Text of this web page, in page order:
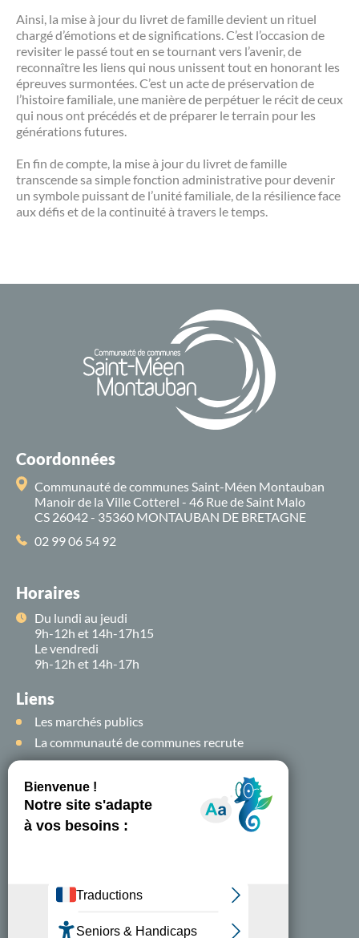
Ainsi, la mise à jour du livret de famille devient un rituel
chargé d’émotions et de significations. C’est l’occasion de
revisiter le passé tout en se tournant vers l’avenir, de
reconnaître les liens qui nous unissent tout en honorant les
épreuves surmontées. C’est un acte de préservation de
l’histoire familiale, une manière de perpétuer le récit de ceux
qui nous ont précédés et de préparer le terrain pour les
générations futures.
En fin de compte, la mise à jour du livret de famille
transcende sa simple fonction administrative pour devenir
un symbole puissant de l’unité familiale, de la résilience face
aux défis et de la continuité à travers le temps.
Coordonnées
Communauté de communes Saint-Méen Montauban
Manoir de la Ville Cotterel - 46 Rue de Saint Malo
CS 26042 - 35360 MONTAUBAN DE BRETAGNE
02 99 06 54 92
Horaires
Du lundi au jeudi
9h-12h et 14h-17h15
Le vendredi
9h-12h et 14h-17h
Liens
Les marchés publics
La communauté de communes recrute
Suivez-nous sur
les
réseaux sociaux !
Nous contacter